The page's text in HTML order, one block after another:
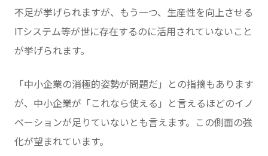
不足が挙げられますが、もう一つ、生産性を向上させる
ITシステム等が世に存在するのに活用されていないこと
が挙げられます。
「中小企業の消極的姿勢が問題だ」との指摘もあります
が、中小企業が「これなら使える」と言えるほどのイノ
ベーションが足りていないとも言えます。この側面の強
化が望まれています。